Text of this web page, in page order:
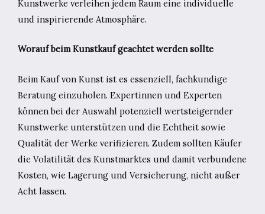
Kunstwerke verleihen jedem Raum eine individuelle
und inspirierende Atmosphäre.
Worauf beim Kunstkauf geachtet werden sollte
Beim Kauf von Kunst ist es essenziell, fachkundige
Beratung einzuholen. Expertinnen und Experten
können bei der Auswahl potenziell wertsteigernder
Kunstwerke unterstützen und die Echtheit sowie
Qualität der Werke verifizieren. Zudem sollten Käufer
die Volatilität des Kunstmarktes und damit verbundene
Kosten, wie Lagerung und Versicherung, nicht außer
Acht lassen.